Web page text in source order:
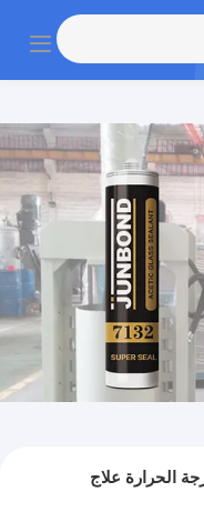
درجة الحرارة علاج